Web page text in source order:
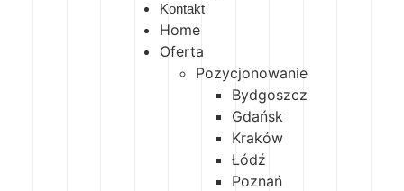
Kontakt
Home
Oferta
Pozycjonowanie
Bydgoszcz
Gdańsk
Kraków
Łódź
Poznań